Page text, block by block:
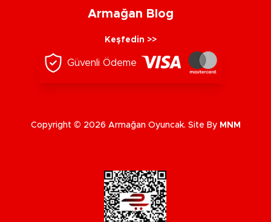
Armağan Blog
Keşfedin >>
Güvenli Ödeme
Copyright © 2026 Armağan Oyuncak. Site By MNM